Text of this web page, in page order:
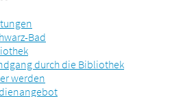
Bad
durch die Bibliothek
werden